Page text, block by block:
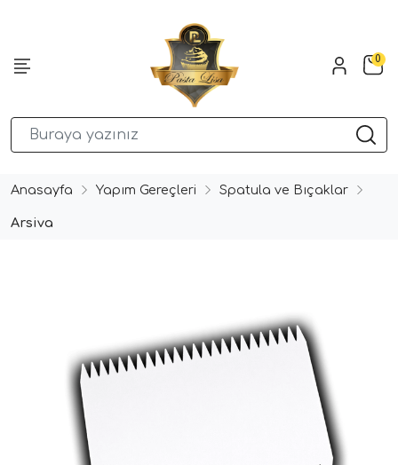
0
Anasayfa Yapım Gereçleri Spatula ve Bıçaklar
Arsiva